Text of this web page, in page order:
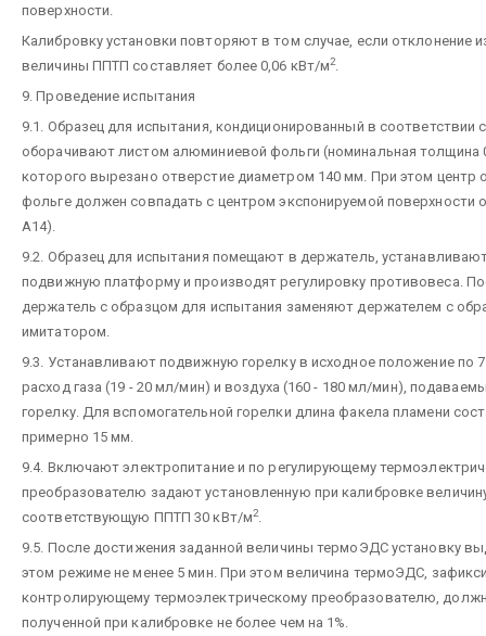
поверхности.
Калибровку установки повторяют в том случае, если отклонение
величины ППТП составляет более 0,06 кВт/м2.
9. Проведение испытания
9.1. Образец для испытания, кондиционированный в соответствии
оборачивают листом алюминиевой фольги (номинальная толщина
которого вырезано отверстие диаметром 140 мм. При этом центр
фольге должен совпадать с центром экспонируемой поверхности
А14).
9.2. Образец для испытания помещают в держатель,
подвижную платформу и производят регулировку противовеса.
держатель с образцом для испытания заменяют держателем с
имитатором.
9.3. Устанавливают подвижную горелку в исходное положение по
расход газа (19 - 20 мл/мин) и воздуха (160 - 180 мл/мин),
горелку. Для вспомогательной горелки длина факела пламени
примерно 15 мм.
9.4. Включают электропитание и по регулирующему
преобразователю задают установленную при калибровке
соответствующую ППТП 30 кВт/м2.
9.5. После достижения заданной величины термоЭДС установку
этом режиме не менее 5 мин. При этом величина термоЭДС,
контролирующему термоэлектрическому преобразователю,
полученной при калибровке не более чем на 1%.